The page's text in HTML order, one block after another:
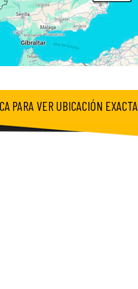
PARA VER UBICACIÓN EXACTA